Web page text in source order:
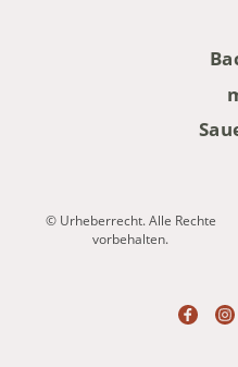
© Urheberrecht. Alle Rechte
vorbehalten.